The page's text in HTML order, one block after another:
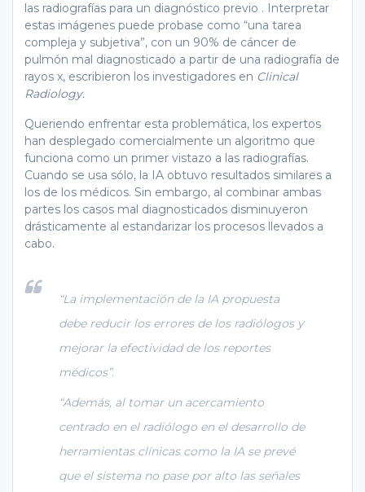
las radiografías para un diagnóstico previo . Interpretar
estas imágenes puede probase como “una tarea
compleja y subjetiva”, con un 90% de cáncer de
pulmón mal diagnosticado a partir de una radiografía de
rayos x, escribieron los investigadores en Clinical
Radiology.
Queriendo enfrentar esta problemática, los expertos
han desplegado comercialmente un algoritmo que
funciona como un primer vistazo a las radiografías.
Cuando se usa sólo, la IA obtuvo resultados similares a
los de los médicos. Sin embargo, al combinar ambas
partes los casos mal diagnosticados disminuyeron
drásticamente al estandarizar los procesos llevados a
cabo.
“La implementación de la IA propuesta
debe reducir los errores de los radiólogos y
mejorar la efectividad de los reportes
médicos”.
“Además, al tomar un acercamiento
centrado en el radiólogo en el desarrollo de
herramientas clínicas como la IA se prevé
que el sistema no pase por alto las señales